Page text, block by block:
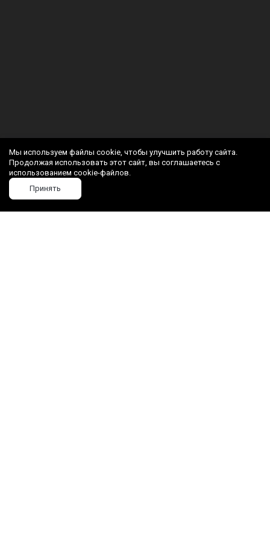
Мы используем файлы cookie, чтобы улучшить работу сайта.
Продолжая использовать этот сайт, вы соглашаетесь с
использованием cookie-файлов.
Принять